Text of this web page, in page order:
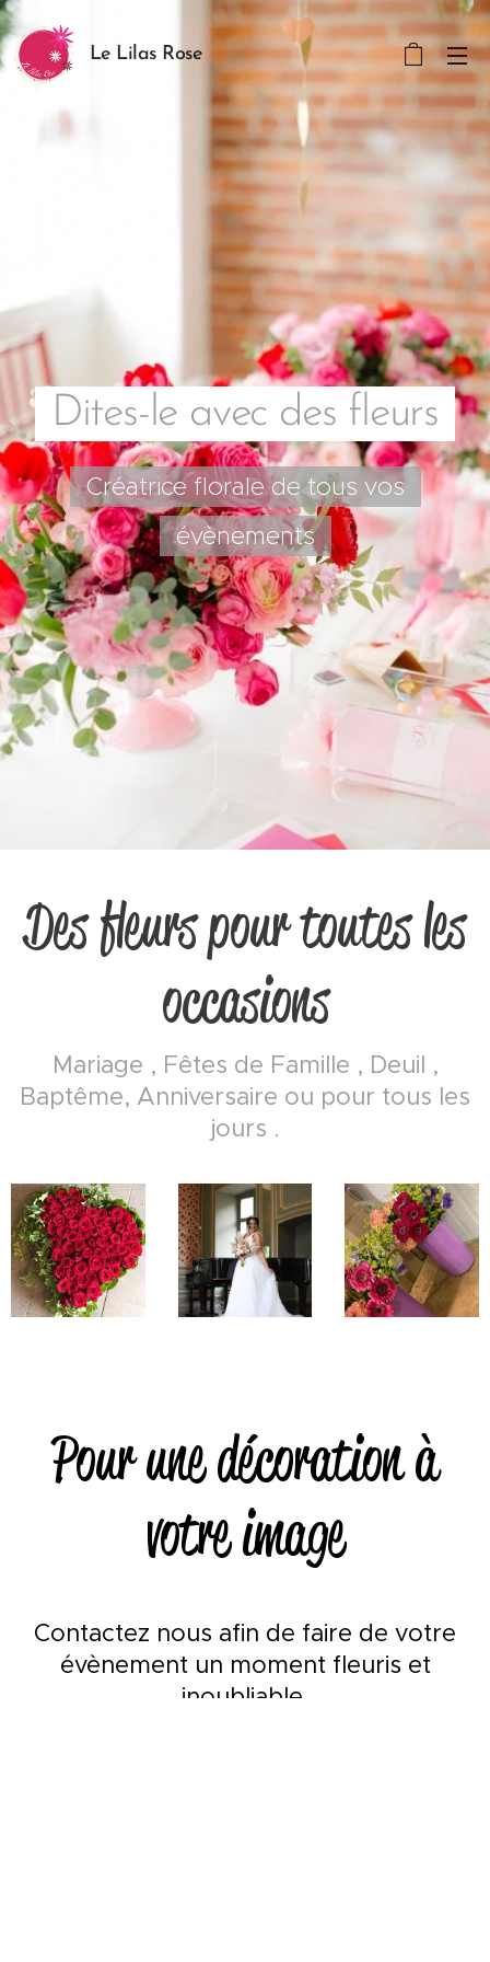
Le Lilas Rose
Dites-le avec des fleurs
Créatrice florale de tous vos
évènements
Des fleurs pour toutes les
occasions
Mariage , Fêtes de Famille , Deuil ,
Baptême, Anniversaire ou pour tous les
jours .
Pour une décoration à
votre image
Contactez nous afin de faire de votre
évènement un moment fleuris et
inoubliable